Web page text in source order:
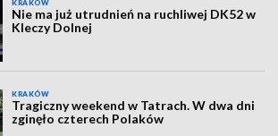
KRAKÓW
Nie ma już utrudnień na ruchliwej DK52 w
Kleczy Dolnej
KRAKÓW
Tragiczny weekend w Tatrach. W dwa dni
zginęło czterech Polaków